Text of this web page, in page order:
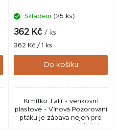
Skladem (>5 ks)
362 Kč / ks
Měrná
cena:
362 Kč / 1 ks
Do košíku
Krmítko Talíř - venkovní
plastové - Vínová Pozorování
ptáku je zábava nejen pro
děti ale i pro dospělé. Ptáci